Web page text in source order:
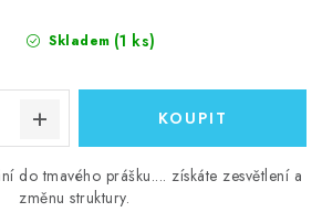
Skladem (1 ks)
do tmavého prášku.... získáte zesvětlení a
změnu struktury.